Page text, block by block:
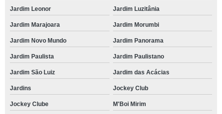
Jardim Leonor Jardim Luzitânia
Jardim Marajoara Jardim Morumbi
Jardim Novo Mundo Jardim Panorama
Jardim Paulista Jardim Paulistano
Jardim São Luiz Jardim das Acácias
Jardins Jockey Club
Jockey Clube M'Boi Mirim